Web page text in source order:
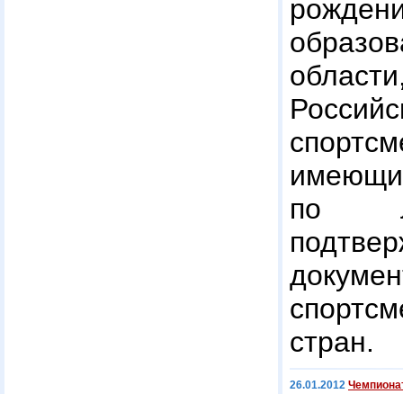
по
стран.
26.01.2012